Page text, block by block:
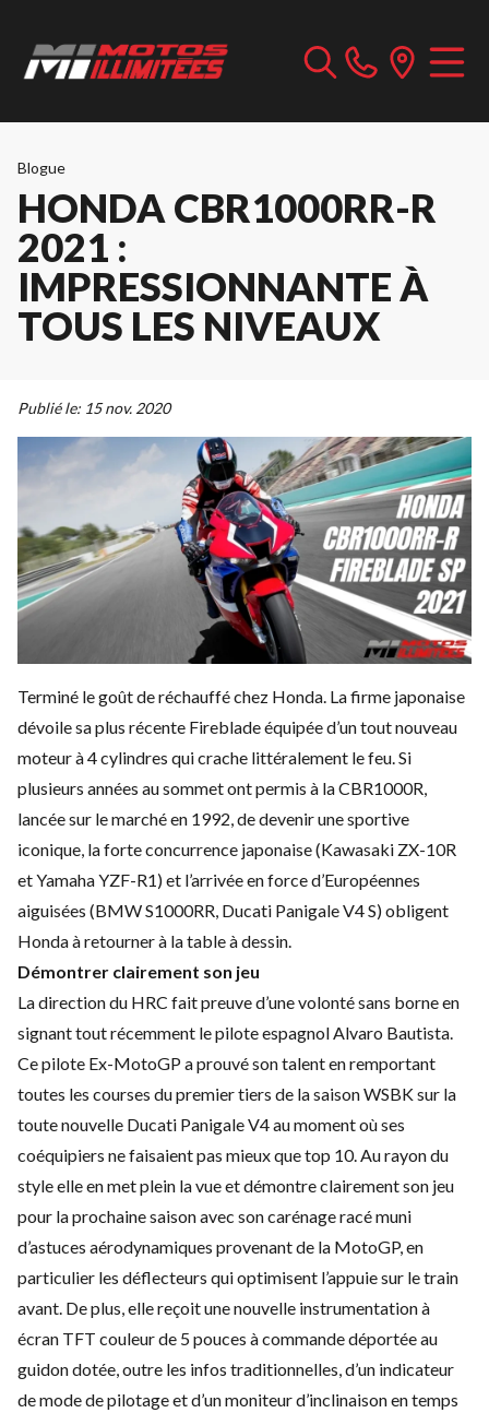
Blogue
HONDA CBR1000RR-R
2021 :
IMPRESSIONNANTE À
TOUS LES NIVEAUX
Publié le: 15 nov. 2020
Terminé le goût de réchauffé chez Honda. La firme japonaise
dévoile sa plus récente Fireblade équipée d’un tout nouveau
moteur à 4 cylindres qui crache littéralement le feu. Si
plusieurs années au sommet ont permis à la CBR1000R,
lancée sur le marché en 1992, de devenir une sportive
iconique, la forte concurrence japonaise (Kawasaki ZX-10R
etYamaha YZF-R1) et l’arrivée en force d’Européennes
aiguisées (BMW S1000RR, Ducati Panigale V4 S) obligent
Honda à retourner à la table à dessin.
Démontrer clairement son jeu
La direction du HRC fait preuve d’une volonté sans borne en
signant tout récemment le pilote espagnol Alvaro Bautista.
Ce pilote Ex-MotoGP a prouvé son talent en remportant
toutes les courses du premier tiers de la saison WSBK sur la
toute nouvelle Ducati Panigale V4au moment où ses
coéquipiers ne faisaient pas mieux que top 10. Au rayon du
style elle en met plein la vue et démontre clairement son jeu
pour la prochaine saison avec son carénage racé muni
d’astuces aérodynamiques provenant de la MotoGP, en
particulier les déflecteurs qui optimisent l’appuie sur le train
avant. De plus, elle reçoit une nouvelle instrumentation à
écran TFT couleur de 5 pouces à commande déportée au
guidon dotée, outre les infos traditionnelles, d’un indicateur
de mode de pilotage et d’un moniteur d’inclinaison en temps